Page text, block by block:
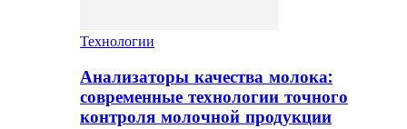
Технологии
Анализаторы качества молока:
современные технологии точного
контроля молочной продукции